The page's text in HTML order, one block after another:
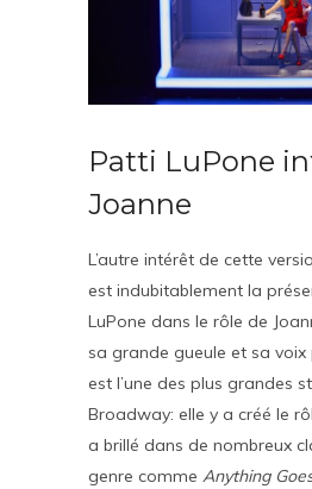
Patti LuPone
Joanne
L’autre intérêt de cette
est indubitablement la
LuPone dans le rôle de
sa grande gueule et sa voix
est l’une des plus grandes
Broadway: elle y a créé le
a brillé dans de nombreux
genre comme Anything